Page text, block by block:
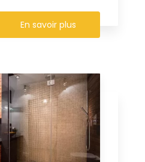
En savoir plus